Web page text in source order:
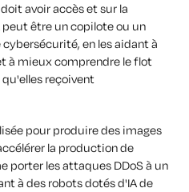
avoir accès et sur la
peut être un copilote ou un
en les aidant à
à mieux comprendre le flot
reçoivent
pour produire des images
la production de
porter les attaques DDoS à un
à des robots dotés d'IA de